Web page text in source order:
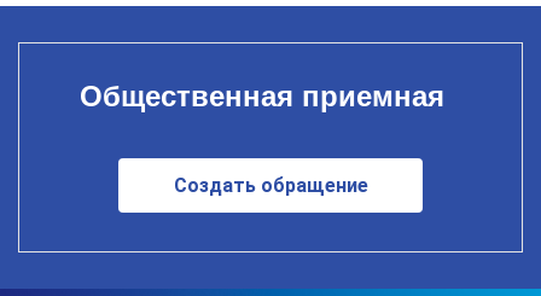
Общественная приемная
Создать обращение